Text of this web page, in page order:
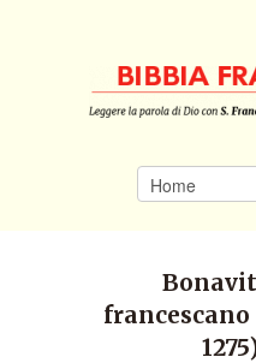
francescano